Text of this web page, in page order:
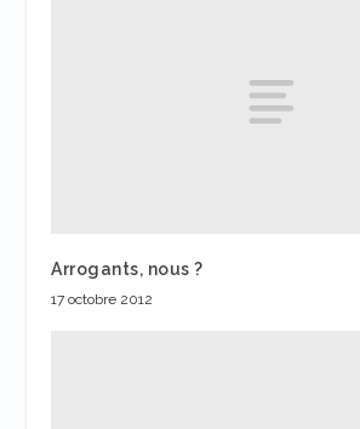
Arrogants, nous ?
17 octobre 2012